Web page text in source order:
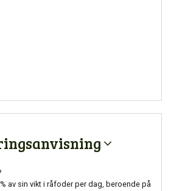
av sin vikt i råfoder per dag, beroende på